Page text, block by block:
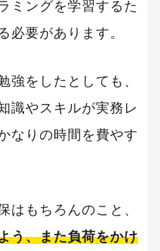
ミングを学習するた
必要があります。
強をしたとしても、
識やスキルが実務レ
なりの時間を費やす
はもちろんのこと、
う、また負荷をかけ